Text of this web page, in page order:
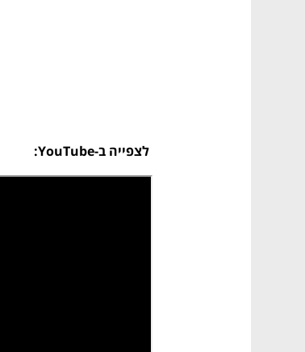
לצפייה ב-YouTube: